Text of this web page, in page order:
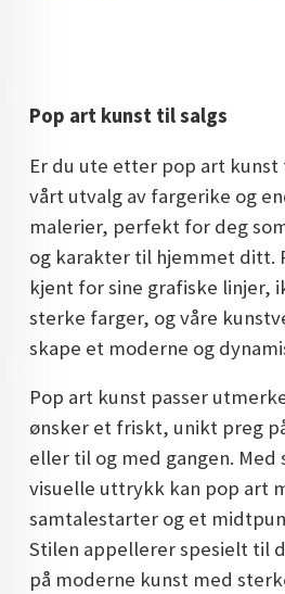
STORE MALERIER TIL STUE
NORSK KUNST
DOPAMIN DECOR NORGE
Pop art kunst til salgs
Er du ute etter pop art kunst
vårt utvalg av fargerike og
malerier, perfekt for deg
og karakter til hjemmet ditt.
kjent for sine grafiske linjer,
sterke farger, og våre
skape et moderne og
Pop art kunst passer
ønsker et friskt, unikt preg
eller til og med gangen. Med
visuelle uttrykk kan pop art
samtalestarter og et
Stilen appellerer spesielt til
på moderne kunst med